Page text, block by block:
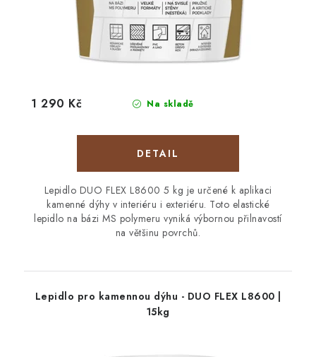
Na skladě
1 290 Kč
Lepidlo DUO FLEX L8600 5 kg je určené k aplikaci
kamenné dýhy v interiéru i exteriéru. Toto elastické
lepidlo na bázi MS polymeru vyniká výbornou přilnavostí
na většinu povrchů.
Lepidlo pro kamennou dýhu - DUO FLEX L8600 |
15kg